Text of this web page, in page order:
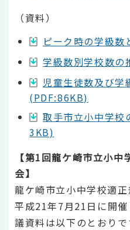
（資料）
ピーク時の学級
学級数別学校数
児童生徒数及び学
(PDF:86KB)
取手市立小中学校
3KB)
【第1回龍ケ崎市立小
会】
龍ケ崎市立小中学校適正
平成21年7月21日に開
議資料は以下のとおりで